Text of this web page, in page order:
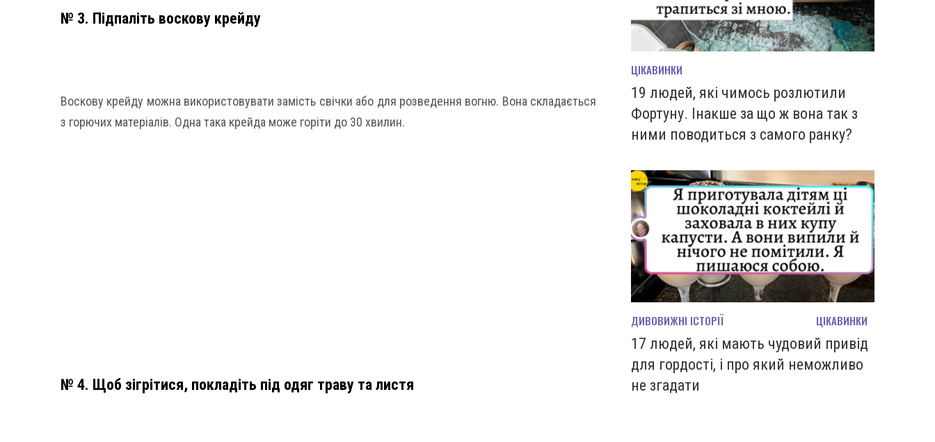
№ 3. Підпаліть воскову крейду
Воскову крейду можна використовувати замість свічки або для розведення вогню. Вона складається
з горючих матеріалів. Одна така крейда може горіти до 30 хвилин.
№ 4. Щоб зігрітися, покладіть під одяг траву та листя
ЦІКАВИНКИ
19 людей, які чимось розлютили
Фортуну. Інакше за що ж вона так з
ними поводиться з самого ранку?
ДИВОВИЖНІ ІСТОРІЇ ЦІКАВИНКИ
17 людей, які мають чудовий привід
для гордості, і про який неможливо
не згадати